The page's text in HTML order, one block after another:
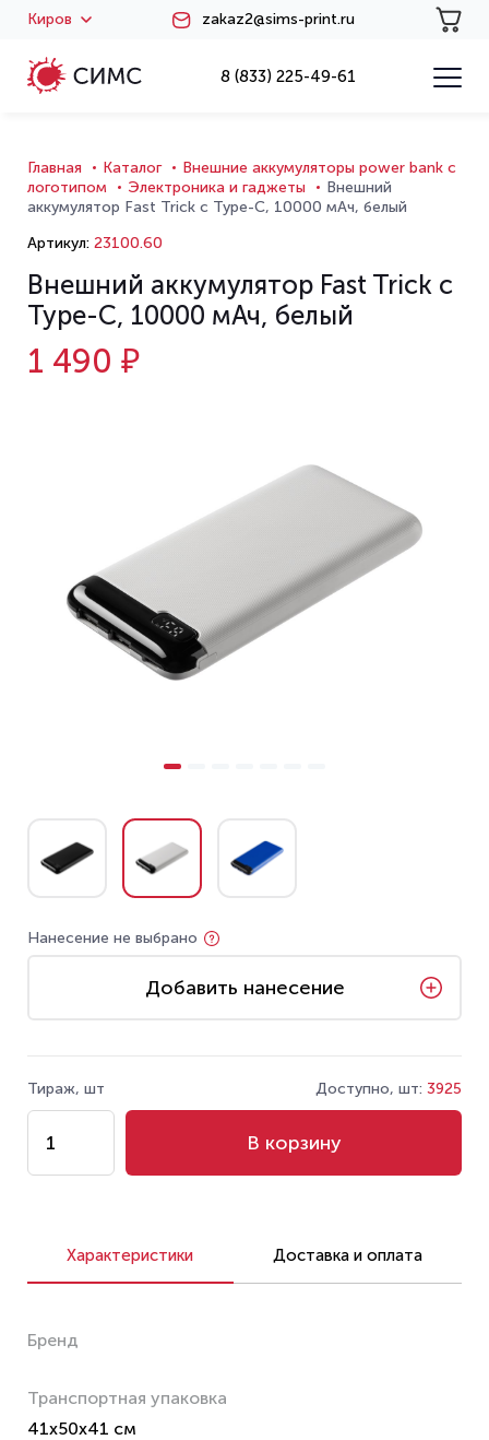
Киров zakaz2@sims-print.ru
8 (833) 225-49-61
Главная Каталог
Внешние аккумуляторы power bank с
логотипом
Электроника и гаджеты
Внешний
аккумулятор Fast Trick с Type-C, 10000 мАч, белый
Артикул: 23100.60
Внешний аккумулятор Fast Trick с
Type-C, 10000 мАч, белый
1 490 ₽
Нанесение не выбрано
Добавить нанесение
Тираж, шт Доступно, шт: 3925
В корзину
Характеристики Доставка и оплата
Бренд
Транспортная упаковка
41x50x41 см